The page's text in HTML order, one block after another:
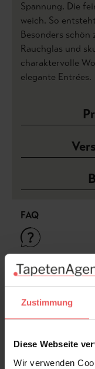
Zustimmung
Diese Webseite
Wir verwenden
Spannung. Die
weich. So
Besonders schön
Rauchglas und
charaktervolle
elegante Entrées.
FAQ
Frage stellen
+49 (0)221 932